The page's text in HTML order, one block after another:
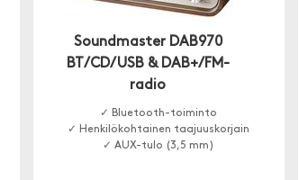
Soundmaster DAB970
BT/CD/USB & DAB+/FM-
radio
✓ Bluetooth-toiminto
✓ Henkilökohtainen taajuuskorjain
✓ AUX-tulo (3,5 mm)